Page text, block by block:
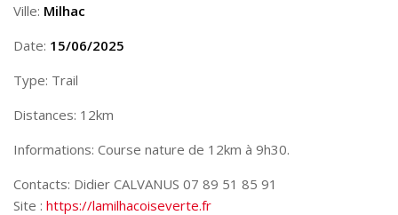
Ville: Milhac
Date: 15/06/2025
Type: Trail
Distances: 12km
Informations: Course nature de 12km à 9h30.
Contacts: Didier CALVANUS 07 89 51 85 91
Site : https://lamilhacoiseverte.fr